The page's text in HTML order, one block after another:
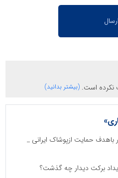
نکرده است. (بیشتر بدانید)
باهدف حمایت ازپوشاک ایرانی _
برکت دیدار چه گذشت؟